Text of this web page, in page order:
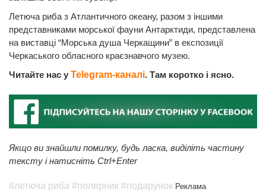
Летюча риба з Атлантичного океану, разом з іншими
представниками морської фауни Антарктиди, представлена
на виставці “Морська душа Черкащини” в експозиції
Черкаського обласного краєзнавчого музею.
Читайте нас у Telegram-каналі. Там коротко і ясно.
Якщо ви знайшли помилку, будь ласка, виділіть частину
тексту і натисніть Ctrl+Enter
#летюча риба #полярник #подарунок Реклама